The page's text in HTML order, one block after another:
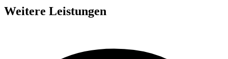
Weitere Leistungen